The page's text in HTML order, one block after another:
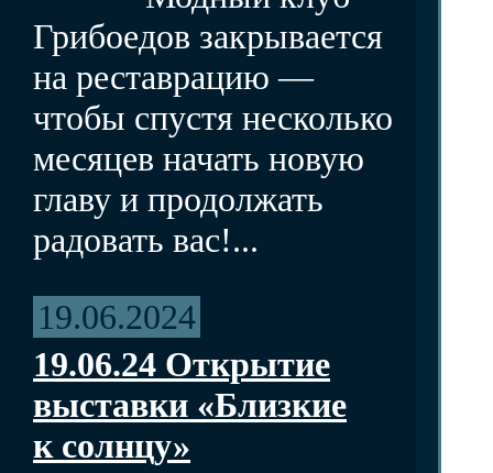
Грибоедов закрывается
на реставрацию —
чтобы спустя несколько
месяцев начать новую
главу и продолжать
радовать вас!...
19.06.2024
19.06.24 Открытие
выставки «Близкие
к солнцу»